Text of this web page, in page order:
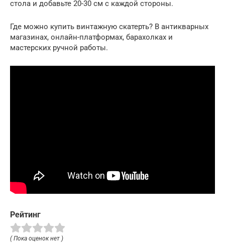
стола и добавьте 20-30 см с каждой стороны.
Где можно купить винтажную скатерть? В антикварных
магазинах, онлайн-платформах, барахолках и
мастерских ручной работы.
Рейтинг
( Пока оценок нет )